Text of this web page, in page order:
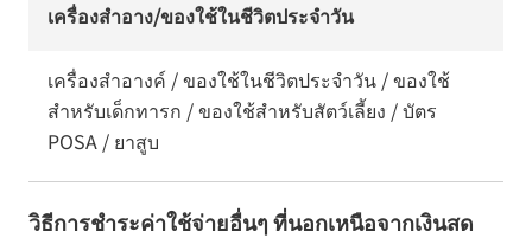
เครื่องสำอาง/ของใช้ในชีวิตประจำวัน
เครื่องสำอางค์ / ของใช้ในชีวิตประจำวัน / ของใช้
สำหรับเด็กทารก / ของใช้สำหรับสัตว์เลี้ยง / บัตร
POSA / ยาสูบ
วิธีการชำระค่าใช้จ่ายอื่นๆ ที่นอกเหนือจากเงินสด